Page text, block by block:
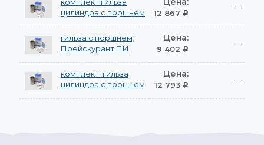
комплект:гильза
цилиндра с поршнем
12 867 Р
—
гильза с поршнем;
Прейскурант ПИ
Цена:
9 402 Р
—
комплект: гильза
цилиндра с поршнем
Цена:
12 793 Р
—